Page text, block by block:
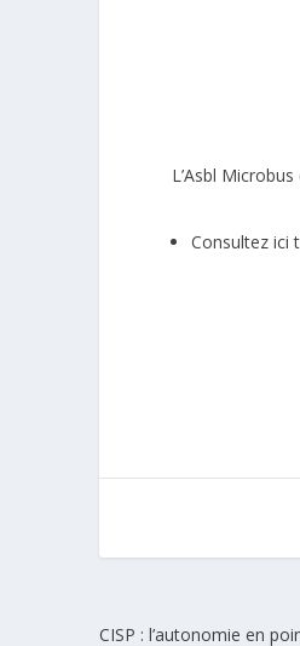
L’Asbl
Consultez ici
CISP : l’autonomie en